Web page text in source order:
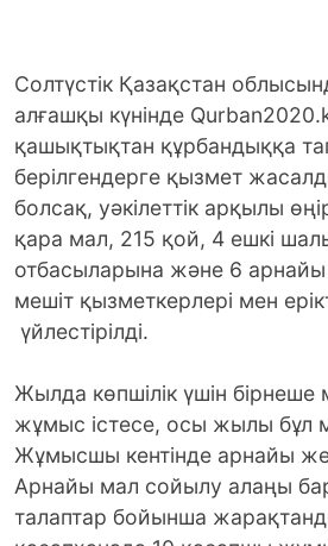
Солтүстік Қазақстан
алғашқы күнінде
қашықтықтан құрбандыққа
берілгендерге қызмет
болсақ, уәкілеттік арқылы
қара мал, 215 қой, 4 ешкі
отбасыларына және 6
мешіт қызметкерлері мен
үйлестірілді.
Жылда көпшілік үшін
жұмыс істесе, осы жылы бұл
Жұмысшы кентінде арнайы
Арнайы мал сойылу алаңы
талаптар бойынша